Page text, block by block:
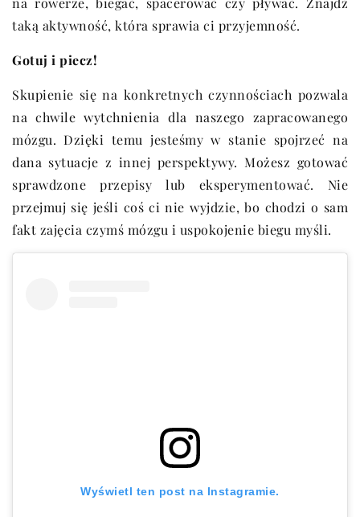
taką aktywność, która sprawia ci przyjemność.
Gotuj i piecz!
Skupienie się na konkretnych czynnościach pozwala
na chwile wytchnienia dla naszego zapracowanego
mózgu. Dzięki temu jesteśmy w stanie spojrzeć na
dana sytuacje z innej perspektywy. Możesz gotować
sprawdzone przepisy lub eksperymentować. Nie
przejmuj się jeśli coś ci nie wyjdzie, bo chodzi o sam
fakt zajęcia czymś mózgu i uspokojenie biegu myśli.
Wyświetl ten post na Instagramie.